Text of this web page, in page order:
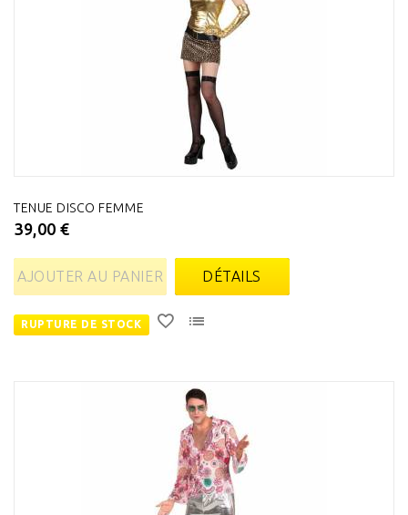
TENUE DISCO FEMME
39,00 €
AJOUTER AU PANIER DÉTAILS
RUPTURE DE STOCK